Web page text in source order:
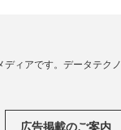
ィアです。データテクノ
広告掲載のご案内